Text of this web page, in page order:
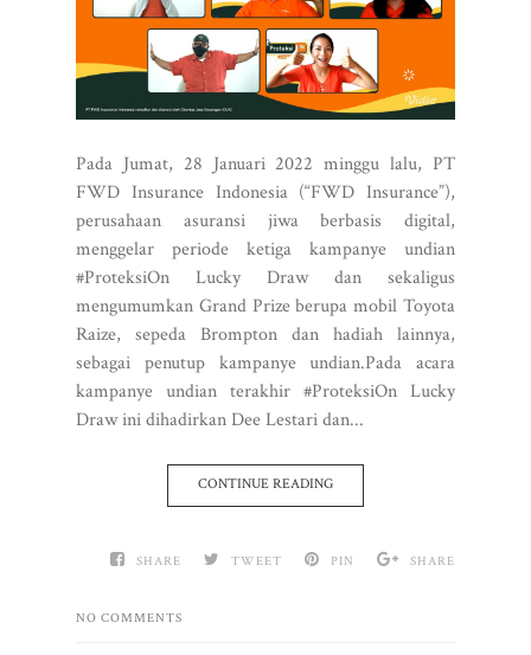
Pada Jumat, 28 Januari 2022 minggu lalu, PT
FWD Insurance Indonesia (“FWD Insurance”),
perusahaan asuransi jiwa berbasis digital,
menggelar periode ketiga kampanye undian
#ProteksiOn Lucky Draw dan sekaligus
mengumumkan Grand Prize berupa mobil Toyota
Raize, sepeda Brompton dan hadiah lainnya,
sebagai penutup kampanye undian.Pada acara
kampanye undian terakhir #ProteksiOn Lucky
Draw ini dihadirkan Dee Lestari dan...
CONTINUE READING
SHARE TWEET PIN SHARE
NO COMMENTS